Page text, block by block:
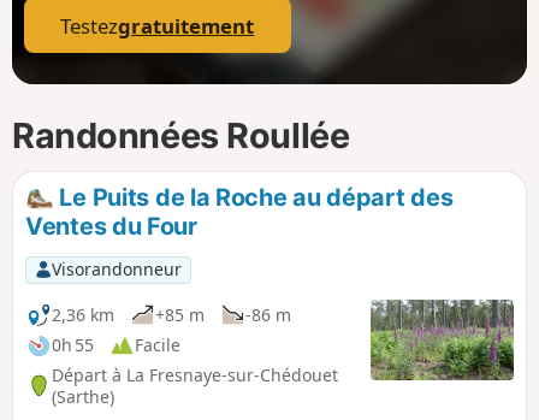
Testezgratuitement
Randonnées Roullée
Le Puits de la Roche au départ des
Ventes du Four
Visorandonneur
2,36 km
+85 m
-86 m
0h 55
Facile
Départ à La Fresnaye-sur-Chédouet
(Sarthe)